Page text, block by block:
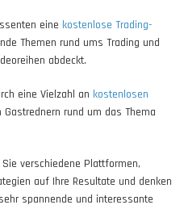
eine kostenlose Trading-
Themen rund ums Trading und
abdeckt.
eine Vielzahl an kostenlosen
Gastrednern rund um das Thema
verschiedene Plattformen,
auf Ihre Resultate und denken
spannende und interessante